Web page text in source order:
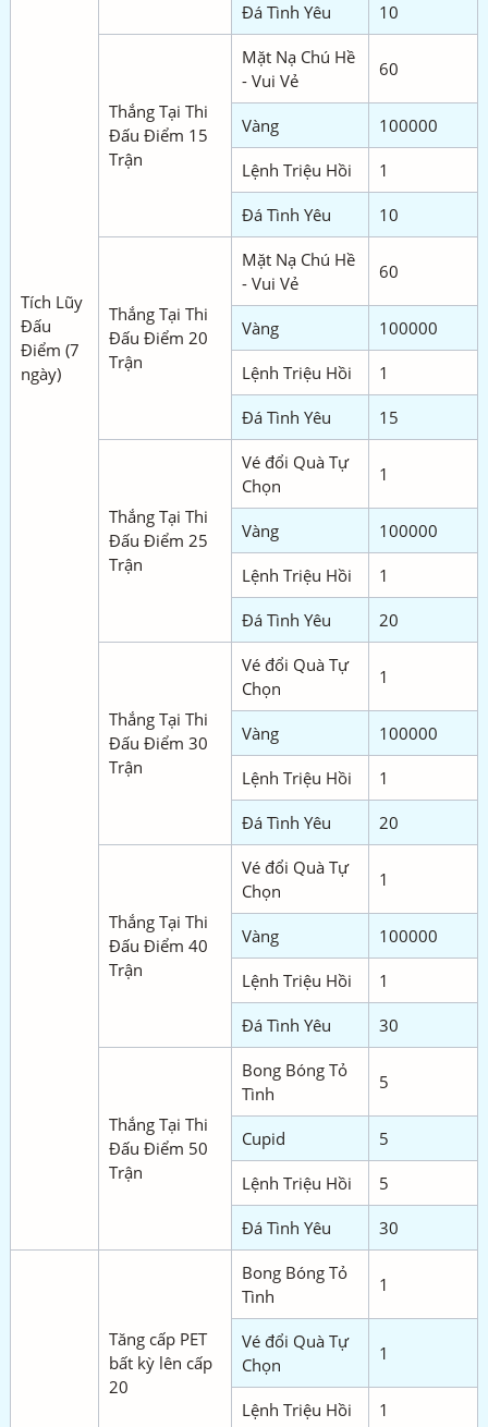
Tích Lũy
Đấu
Điểm (7
ngày)
Đá Tình Yêu 10
Thắng Tại Thi
Đấu Điểm 15
Trận
Mặt Nạ Chú Hề
- Vui Vẻ
60
Vàng 100000
Lệnh Triệu Hồi 1
Đá Tình Yêu 10
Thắng Tại Thi
Đấu Điểm 20
Trận
Mặt Nạ Chú Hề
- Vui Vẻ
60
Vàng 100000
Lệnh Triệu Hồi 1
Đá Tình Yêu 15
Thắng Tại Thi
Đấu Điểm 25
Trận
Vé đổi Quà Tự
Chọn
1
Vàng 100000
Lệnh Triệu Hồi 1
Đá Tình Yêu 20
Thắng Tại Thi
Đấu Điểm 30
Trận
Vé đổi Quà Tự
Chọn
1
Vàng 100000
Lệnh Triệu Hồi 1
Đá Tình Yêu 20
Thắng Tại Thi
Đấu Điểm 40
Trận
Vé đổi Quà Tự
Chọn
1
Vàng 100000
Lệnh Triệu Hồi 1
Đá Tình Yêu 30
Thắng Tại Thi
Đấu Điểm 50
Trận
Bong Bóng Tỏ
Tình
5
Cupid 5
Lệnh Triệu Hồi 5
Đá Tình Yêu 30
Tăng cấp PET
bất kỳ lên cấp
20
Bong Bóng Tỏ
Tình
1
Vé đổi Quà Tự
Chọn
1
Lệnh Triệu Hồi 1